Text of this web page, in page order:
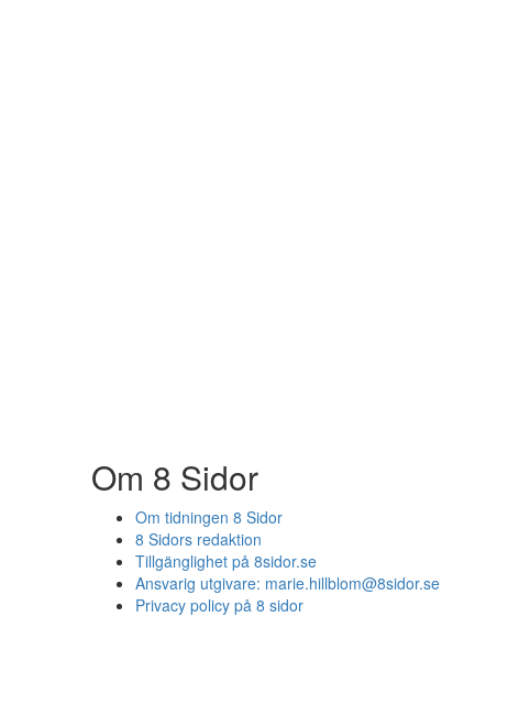
Om 8 Sidor
Om tidningen 8 Sidor
8 Sidors redaktion
Tillgänglighet på 8sidor.se
Ansvarig utgivare: marie.hillblom@8sidor.se
Privacy policy på 8 sidor